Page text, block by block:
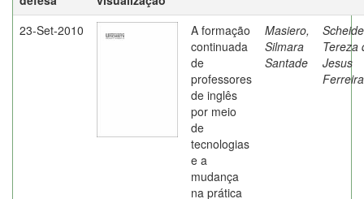
23-Set-2010
A formação
continuada
de
professores
de inglês
por meio
de
tecnologias
e a
mudança
na prática
Masiero,
Silmara
Santade
Tereza
Jesus
Ferreira